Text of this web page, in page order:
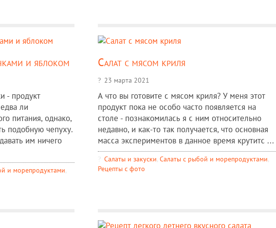
и яблоком
- продукт
ли
питания, однако,
подобную чепуху.
им ничего
и морепродуктами,
Салат с мясом криля
23 марта 2021
А что вы готовите с мясом криля? У меня этот
продукт пока не особо часто появляется на
столе - познакомилась я с ним относительно
недавно, и как-то так получается, что основная
масса экспериментов в данное время крутитс ...
Салаты и закуски, Салаты с рыбой и морепродуктами,
Рецепты c фото